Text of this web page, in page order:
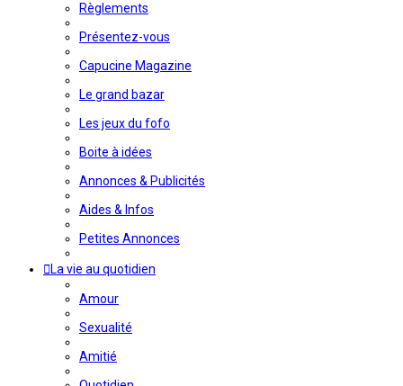
Règlements
Présentez-vous
Capucine Magazine
Le grand bazar
Les jeux du fofo
Boite à idées
Annonces & Publicités
Aides & Infos
Petites Annonces
La vie au quotidien
Amour
Sexualité
Amitié